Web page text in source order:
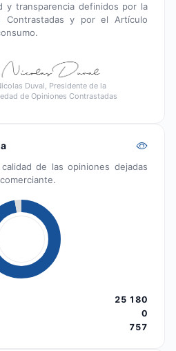
y transparencia definidos por la
Contrastadas y por el Artículo
Duval, Presidente de la
de Opiniones Contrastadas
de las opiniones dejadas
25 180
0
757